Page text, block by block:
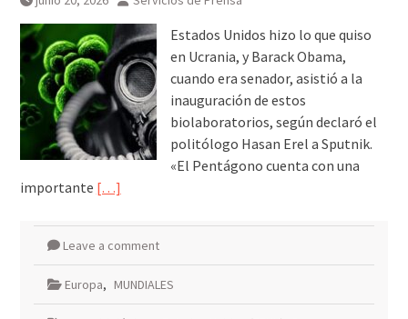
Estados Unidos hizo lo que quiso
en Ucrania, y Barack Obama,
cuando era senador, asistió a la
inauguración de estos
biolaboratorios, según declaró el
politólogo Hasan Erel a Sputnik.
«El Pentágono cuenta con una
importante […]
Leave a comment
Europa, MUNDIALES